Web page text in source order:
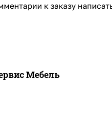
к заказу
Мебель